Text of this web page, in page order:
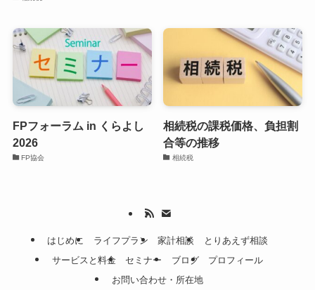
FPフォーラム in くらよし
2026
FP協会
相続税の課税価格、負担割
合等の推移
相続税
はじめに ライフプラン 家計相談
とりあえず相談
サービスと料金
セミナー ブログ
プロフィール
お問い合わせ・所在地